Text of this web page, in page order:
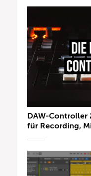
DAW-Controller
für Recording,